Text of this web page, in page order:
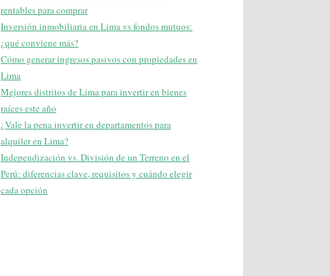
rentables para comprar
Inversión inmobiliaria en Lima vs fondos mutuos:
¿qué conviene más?
Cómo generar ingresos pasivos con propiedades en
Lima
Mejores distritos de Lima para invertir en bienes
raíces este año
¿Vale la pena invertir en departamentos para
alquiler en Lima?
Independización vs. División de un Terreno en el
Perú: diferencias clave, requisitos y cuándo elegir
cada opción